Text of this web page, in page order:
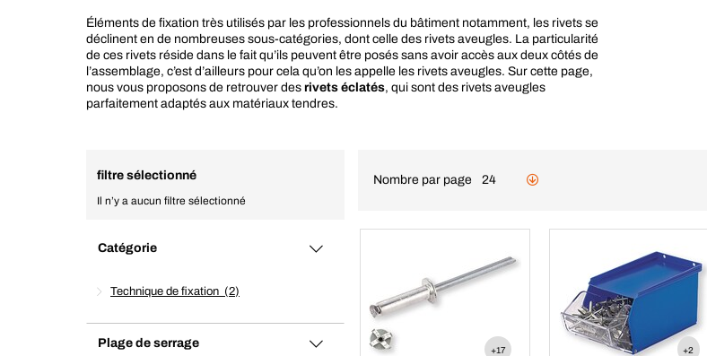
Éléments de fixation très utilisés par les professionnels du bâtiment notamment, les rivets se
déclinent en de nombreuses sous-catégories, dont celle des rivets aveugles. La particularité
de ces rivets réside dans le fait qu’ils peuvent être posés sans avoir accès aux deux côtés de
l’assemblage, c’est d’ailleurs pour cela qu’on les appelle les rivets aveugles. Sur cette page,
nous vous proposons de retrouver des rivets éclatés, qui sont des rivets aveugles
parfaitement adaptés aux matériaux tendres.
filtre sélectionné
Il n’y a aucun filtre sélectionné
Catégorie
Technique de fixation 2
Plage de serrage
Nombre par page 24
+17 +2